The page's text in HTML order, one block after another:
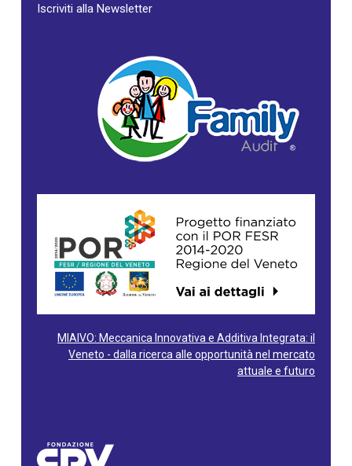
Iscriviti alla Newsletter
MIAIVO: Meccanica Innovativa e Additiva Integrata: il
Veneto - dalla ricerca alle opportunità nel mercato
attuale e futuro